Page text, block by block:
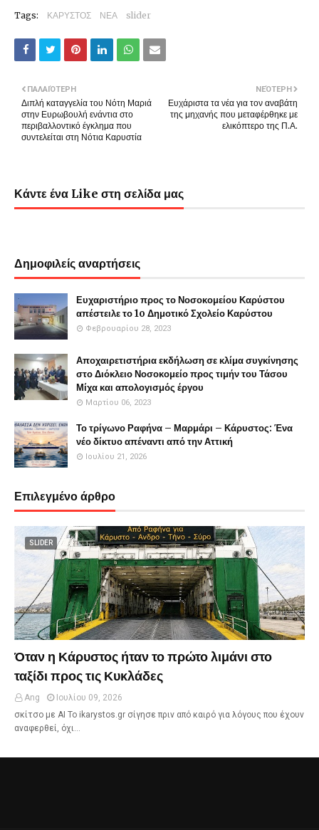
Tags: ΚΑΡΥΣΤΟΣ ΝΕΑ slider
ΝΕΌΤΕΡΗ
Ευχάριστα τα νέα για τον αναβάτη
της μηχανής που μεταφέρθηκε με
ελικόπτερο της Π.Α.
ΠΑΛΑΙΌΤΕΡΗ
Διπλή καταγγελία του Νότη Μαριά
στην Ευρωβουλή ενάντια στο
περιβαλλοντικό έγκλημα που
συντελείται στη Νότια Καρυστία
Κάντε ένα Like στη σελίδα μας
Δημοφιλείς αναρτήσεις
Ευχαριστήριο προς το Νοσοκομείου Καρύστου
απέστειλε το 1o Δημοτικό Σχολείο Καρύστου
Φεβρουαρίου 28, 2023
Αποχαιρετιστήρια εκδήλωση σε κλίμα συγκίνησης
στο Διόκλειο Νοσοκομείο προς τιμήν του Τάσου
Μίχα και απολογισμός έργου
Μαρτίου 06, 2023
Το τρίγωνο Ραφήνα – Μαρμάρι – Κάρυστος: Ένα
νέο δίκτυο απέναντι από την Αττική
Ιουλίου 21, 2026
Επιλεγμένο άρθρο
SLIDER
Όταν η Κάρυστος ήταν το πρώτο λιμάνι στο
ταξίδι προς τις Κυκλάδες
Ang
Ιουλίου 09, 2026
σκίτσο με ΑΙ Το ikarystos.gr σίγησε πριν από καιρό για λόγους που έχουν
αναφερθεί, όχι…